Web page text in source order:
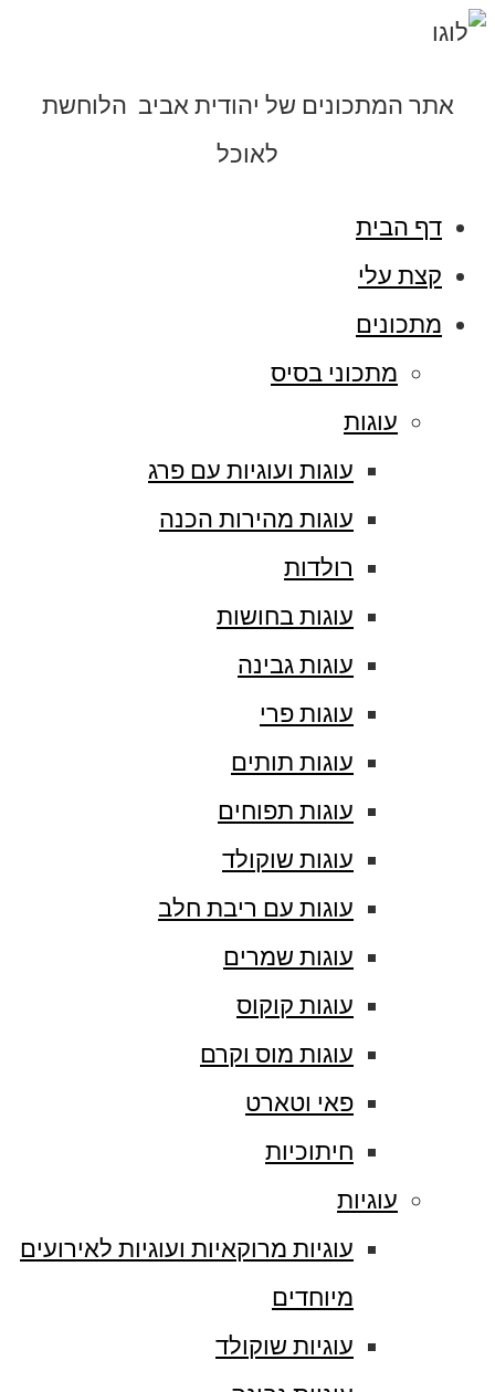
אתר המתכונים של יהודית אביב הלוחשת
לאוכל
דף הבית
קצת עלי
מתכונים
מתכוני בסיס
עוגות
עוגות ועוגיות עם פרג
עוגות מהירות הכנה
רולדות
עוגות בחושות
עוגות גבינה
עוגות פרי
עוגות תותים
עוגות תפוחים
עוגות שוקולד
עוגות עם ריבת חלב
עוגות שמרים
עוגות קוקוס
עוגות מוס וקרם
פאי וטארט
חיתוכיות
עוגיות
עוגיות מרוקאיות ועוגיות לאירועים
מיוחדים
עוגיות שוקולד